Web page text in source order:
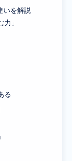
いを解説
」
る